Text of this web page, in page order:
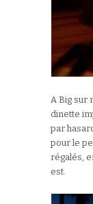
A Big sur
dinette
par
pour le
régalés,
est.